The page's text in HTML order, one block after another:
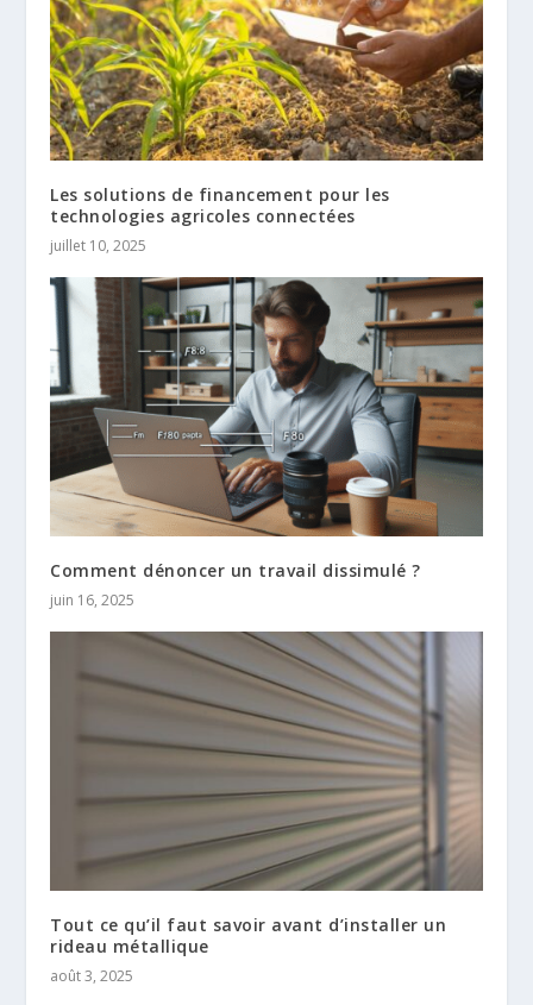
Les solutions de financement pour les
technologies agricoles connectées
juillet 10, 2025
Comment dénoncer un travail dissimulé ?
juin 16, 2025
Tout ce qu’il faut savoir avant d’installer un
rideau métallique
août 3, 2025